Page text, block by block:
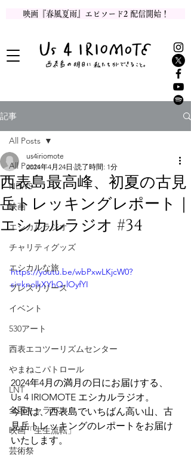
映画『春風夏雨』エピソード2 配信開始！
記事
All Posts
NEWS
映画
エシカルラジオ
チャリティグッズ
エシカルな旅
プレスリリース
イベント
530アート
西表エコツーリズムセンター
やまねこパトロール
LNT
全国キャラバン
映画「生生流転」
芸術祭
All Posts
西表島最高峰、初夏の古見
岳トレッキングレポート｜
エシカルラジオ #34
us4iriomote
2024年4月24日 読了時間: 1分
https://youtu.be/wbPxwLKjcW0?
si=knolkXYhQ-lOyfYI
2024年4月の満月の日にお届けする、
Us 4 IRIOMOTE エシカルラジオ。
今回は、西表島でいちばん高い山、古
見岳トレッキングのレポートをお届け
いたします。